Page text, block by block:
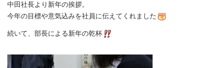
中田社長より新年の挨拶。
今年の目標や意気込みを社員に伝えてくれました
続いて、部長による新年の乾杯